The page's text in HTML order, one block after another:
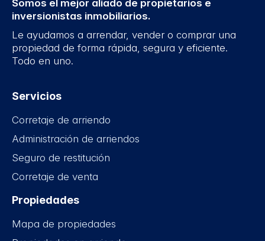
Somos el mejor aliado de propietarios e
inversionistas inmobiliarios.
Le ayudamos a arrendar, vender o comprar una
propiedad de forma rápida, segura y eficiente.
Todo en uno.
Servicios
Corretaje de arriendo
Administración de arriendos
Seguro de restitución
Corretaje de venta
Propiedades
Mapa de propiedades